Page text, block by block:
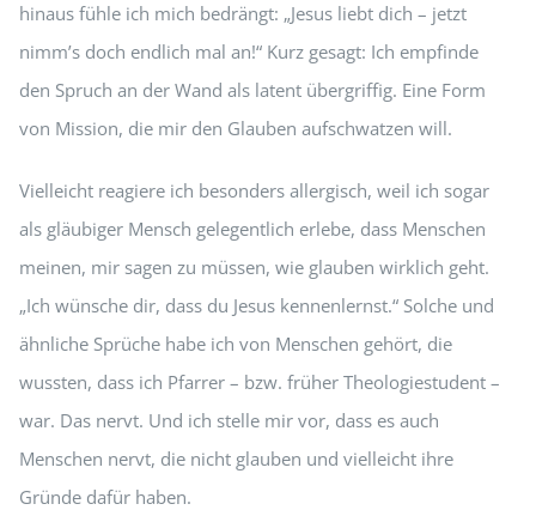
hinaus fühle ich mich bedrängt: „Jesus liebt dich – jetzt
nimm’s doch endlich mal an!“ Kurz gesagt: Ich empfinde
den Spruch an der Wand als latent übergriffig. Eine Form
von Mission, die mir den Glauben aufschwatzen will.
Vielleicht reagiere ich besonders allergisch, weil ich sogar
als gläubiger Mensch gelegentlich erlebe, dass Menschen
meinen, mir sagen zu müssen, wie glauben wirklich geht.
„Ich wünsche dir, dass du Jesus kennenlernst.“ Solche und
ähnliche Sprüche habe ich von Menschen gehört, die
wussten, dass ich Pfarrer – bzw. früher Theologiestudent –
war. Das nervt. Und ich stelle mir vor, dass es auch
Menschen nervt, die nicht glauben und vielleicht ihre
Gründe dafür haben.